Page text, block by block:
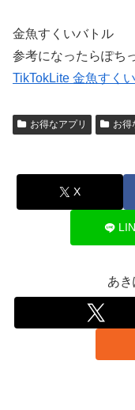
金魚すくいバトル
参考になったらぽち
TikTokLite 金魚すく
お得なアプリ お得
X
あ